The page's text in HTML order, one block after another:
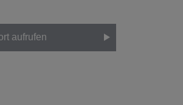
aufrufen